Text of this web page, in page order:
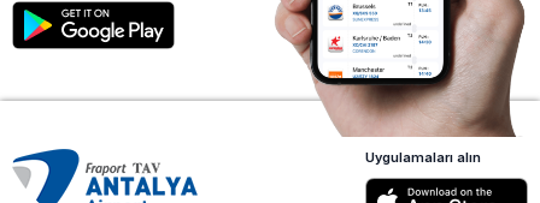
Uygulamaları alın